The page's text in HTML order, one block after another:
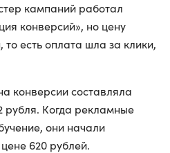
кампаний работал
конверсий», но цену
есть оплата шла за клики,
конверсии составляла
рубля. Когда рекламные
они начали
620 рублей.